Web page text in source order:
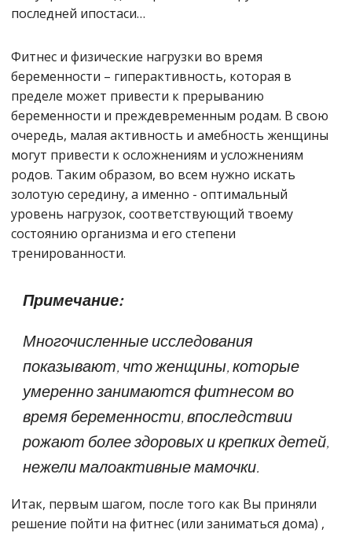
последней ипостаси…
Фитнес и физические нагрузки во время
беременности – гиперактивность, которая в
пределе может привести к прерыванию
беременности и преждевременным родам. В свою
очередь, малая активность и амебность женщины
могут привести к осложнениям и усложнениям
родов. Таким образом, во всем нужно искать
золотую середину, а именно - оптимальный
уровень нагрузок, соответствующий твоему
состоянию организма и его степени
тренированности.
Примечание:
Многочисленные исследования
показывают, что женщины, которые
умеренно занимаются фитнесом во
время беременности, впоследствии
рожают более здоровых и крепких детей,
нежели малоактивные мамочки.
Итак, первым шагом, после того как Вы приняли
решение пойти на фитнес(или заниматься дома) ,